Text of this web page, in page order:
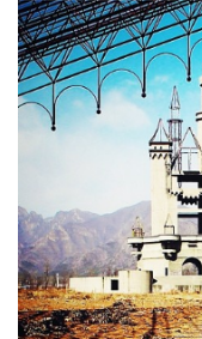
LATIMO.HU